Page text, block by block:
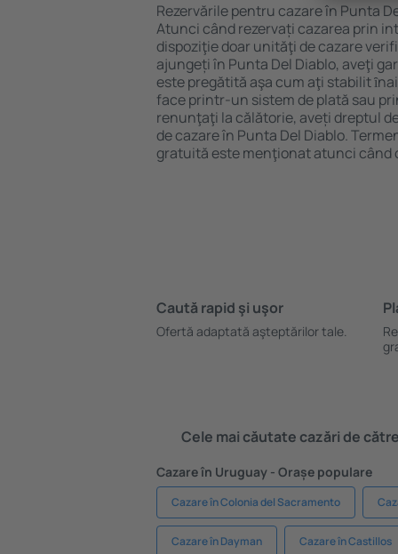
Rezervările pentru cazare în Punta
Atunci când rezervați cazarea prin
dispoziţie doar unităţi de cazare
ajungeți în Punta Del Diablo, aveţi
este pregătită aşa cum aţi stabilit
face printr-un sistem de plată sau
renunţaţi la călătorie, aveți dreptul
de cazare în Punta Del Diablo.
gratuită este menţionat atunci când
Caută rapid şi uşor
Ofertă adaptată aşteptărilor tale.
Cele mai căutate cazări de
Cazare în Uruguay - Orașe populare
Cazare în Colonia del Sacramento
Cazare în Dayman Cazare în Castillos